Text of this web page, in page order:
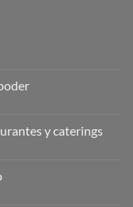
y caterings